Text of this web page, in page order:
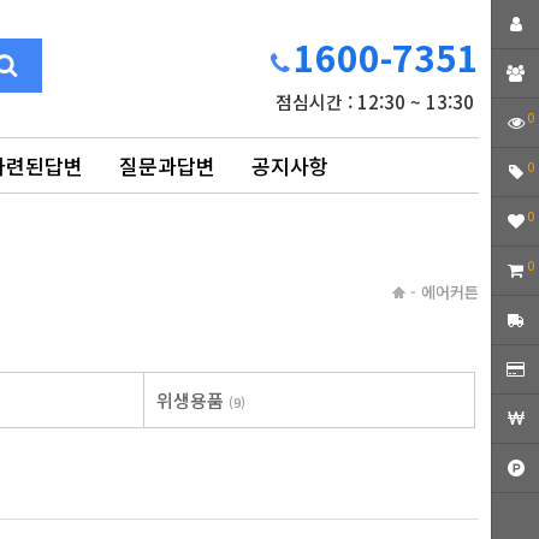
1600-7351
점심시간 : 12:30 ~ 13:30
련된답변 질문과답변 공지사항
- 에어커튼
위생용품 (9)
0
0
0
0